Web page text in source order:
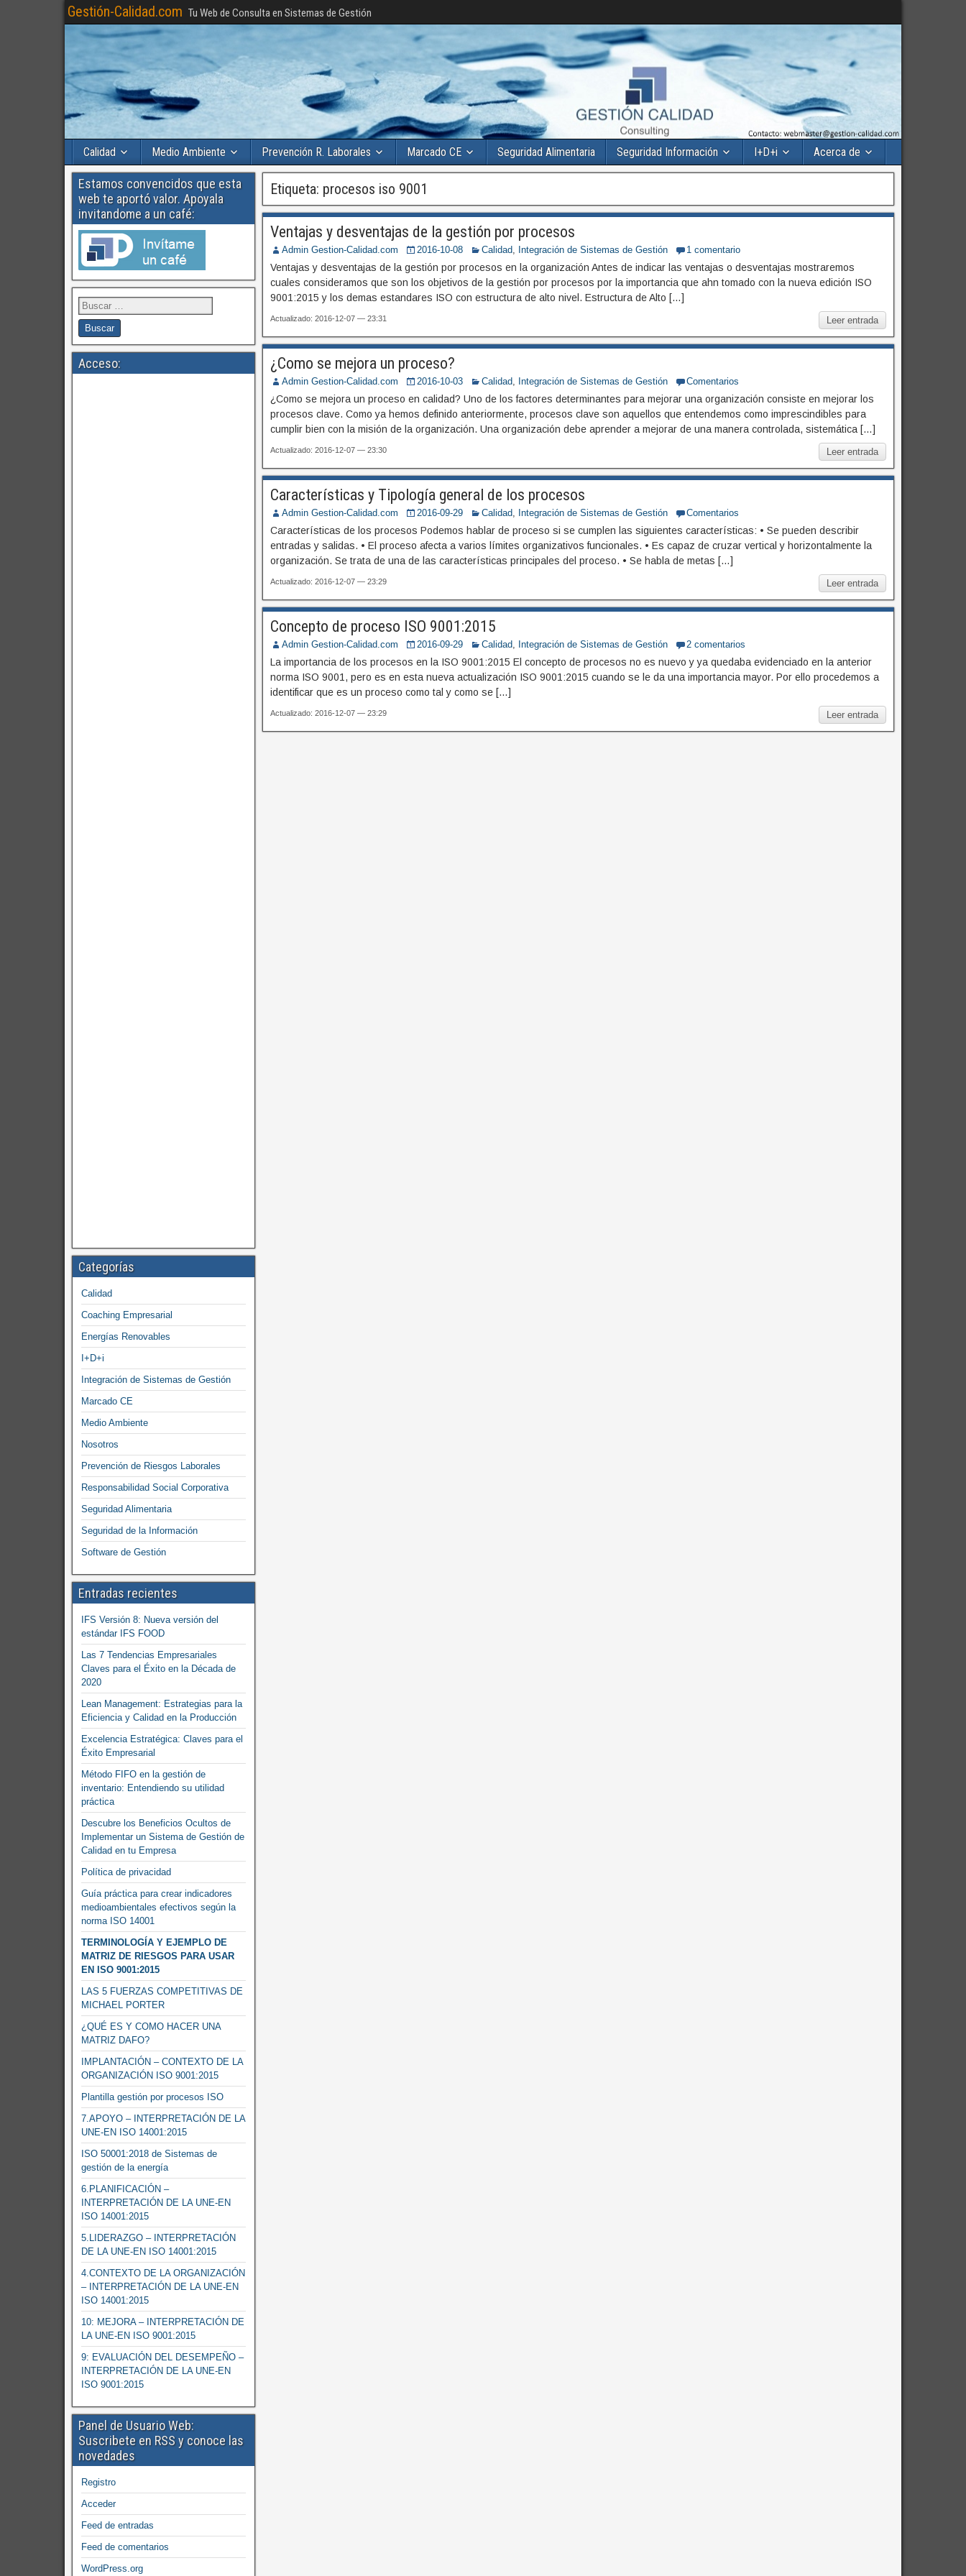
Gestión-Calidad.com Tu Web de Consulta en Sistemas de Gestión
Calidad Medio Ambiente Prevención R. Laborales Marcado CE Seguridad Alimentaria Seguridad Información I+D+i Acerca de
Etiqueta: procesos iso 9001
Ventajas y desventajas de la gestión por procesos
Admin Gestion-Calidad.com 2016-10-08 Calidad, Integración de Sistemas de Gestión 1 comentario
Ventajas y desventajas de la gestión por procesos en la organización Antes de indicar las ventajas o desventajas mostraremos
cuales consideramos que son los objetivos de la gestión por procesos por la importancia que ahn tomado con la nueva edición ISO
9001:2015 y los demas estandares ISO con estructura de alto nivel. Estructura de Alto […]
Leer entrada
Actualizado: 2016-12-07 — 23:31
¿Como se mejora un proceso?
Admin Gestion-Calidad.com 2016-10-03 Calidad, Integración de Sistemas de Gestión Comentarios
¿Como se mejora un proceso en calidad? Uno de los factores determinantes para mejorar una organización consiste en mejorar los
procesos clave. Como ya hemos definido anteriormente, procesos clave son aquellos que entendemos como imprescindibles para
cumplir bien con la misión de la organización. Una organización debe aprender a mejorar de una manera controlada, sistemática […]
Leer entrada
Actualizado: 2016-12-07 — 23:30
Características y Tipología general de los procesos
Admin Gestion-Calidad.com 2016-09-29 Calidad, Integración de Sistemas de Gestión Comentarios
Características de los procesos Podemos hablar de proceso si se cumplen las siguientes características: • Se pueden describir
entradas y salidas. • El proceso afecta a varios límites organizativos funcionales. • Es capaz de cruzar vertical y horizontalmente la
organización. Se trata de una de las características principales del proceso. • Se habla de metas […]
Leer entrada
Actualizado: 2016-12-07 — 23:29
Concepto de proceso ISO 9001:2015
Admin Gestion-Calidad.com 2016-09-29 Calidad, Integración de Sistemas de Gestión 2 comentarios
La importancia de los procesos en la ISO 9001:2015 El concepto de procesos no es nuevo y ya quedaba evidenciado en la anterior
norma ISO 9001, pero es en esta nueva actualización ISO 9001:2015 cuando se le da una importancia mayor. Por ello procedemos a
identificar que es un proceso como tal y como se […]
Leer entrada
Actualizado: 2016-12-07 — 23:29
Estamos convencidos que esta
web te aportó valor. Apoyala
invitandome a un café:
Acceso:
Categorías
Calidad
Coaching Empresarial
Energías Renovables
I+D+i
Integración de Sistemas de Gestión
Marcado CE
Medio Ambiente
Nosotros
Prevención de Riesgos Laborales
Responsabilidad Social Corporativa
Seguridad Alimentaria
Seguridad de la Información
Software de Gestión
Entradas recientes
IFS Versión 8: Nueva versión del
estándar IFS FOOD
Las 7 Tendencias Empresariales
Claves para el Éxito en la Década de
2020
Lean Management: Estrategias para la
Eficiencia y Calidad en la Producción
Excelencia Estratégica: Claves para el
Éxito Empresarial
Método FIFO en la gestión de
inventario: Entendiendo su utilidad
práctica
Descubre los Beneficios Ocultos de
Implementar un Sistema de Gestión de
Calidad en tu Empresa
Política de privacidad
Guía práctica para crear indicadores
medioambientales efectivos según la
norma ISO 14001
TERMINOLOGÍA Y EJEMPLO DE
MATRIZ DE RIESGOS PARA USAR
EN ISO 9001:2015
LAS 5 FUERZAS COMPETITIVAS DE
MICHAEL PORTER
¿QUÉ ES Y COMO HACER UNA
MATRIZ DAFO?
IMPLANTACIÓN – CONTEXTO DE LA
ORGANIZACIÓN ISO 9001:2015
Plantilla gestión por procesos ISO
7.APOYO – INTERPRETACIÓN DE LA
UNE-EN ISO 14001:2015
ISO 50001:2018 de Sistemas de
gestión de la energía
6.PLANIFICACIÓN –
INTERPRETACIÓN DE LA UNE-EN
ISO 14001:2015
5.LIDERAZGO – INTERPRETACIÓN
DE LA UNE-EN ISO 14001:2015
4.CONTEXTO DE LA ORGANIZACIÓN
– INTERPRETACIÓN DE LA UNE-EN
ISO 14001:2015
10: MEJORA – INTERPRETACIÓN DE
LA UNE-EN ISO 9001:2015
9: EVALUACIÓN DEL DESEMPEÑO –
INTERPRETACIÓN DE LA UNE-EN
ISO 9001:2015
Panel de Usuario Web:
Suscribete en RSS y conoce las
novedades
Registro
Acceder
Feed de entradas
Feed de comentarios
WordPress.org